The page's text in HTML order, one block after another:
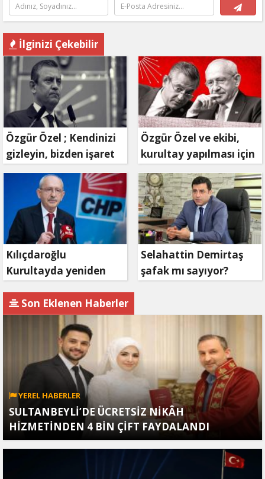
İlginizi Çekebilir
Özgür Özel ; Kendinizi
gizleyin, bizden işaret
bekleyin
Özgür Özel ve ekibi,
kurultay yapılması için
mahkemeye
başvuruyor
Kılıçdaroğlu
Kurultayda yeniden
Selahattin Demirtaş
şafak mı sayıyor?
Son Eklenen Haberler
YEREL HABERLER
SULTANBEYLİ’DE ÜCRETSİZ NİKÂH
HİZMETİNDEN 4 BİN ÇİFT FAYDALANDI